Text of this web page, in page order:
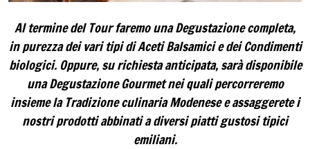
Al termine del Tour faremo una Degustazione completa,
in purezza dei vari tipi di Aceti Balsamici e dei Condimenti
biologici. Oppure, su richiesta anticipata, sarà disponibile
una Degustazione Gourmet nei quali percorreremo
insieme la Tradizione culinaria Modenese e assaggerete i
nostri prodotti abbinati a diversi piatti gustosi tipici
emiliani.